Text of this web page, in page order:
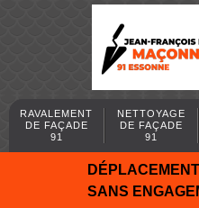
RAVALEMENT
DE FAÇADE
91
NETTOYAGE
DE FAÇADE
91
SANS